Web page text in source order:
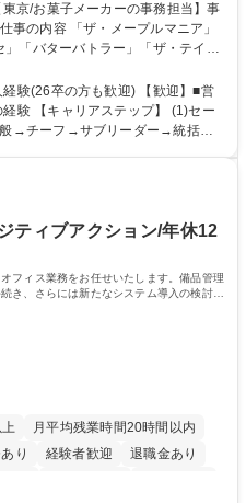
」「バターバトラー」「ザ・テイラ
開する当社にて、オリジナル菓子
業務内容】 ■店
応(社内/社外) ■商品のマスター登
の書類送付業務 ■契約書管理業務
験(26卒の方も歓迎) 【歓迎】■営
(1)セー
般→チーフ→サブリーダー→統括リ
向き合っていただき、会社として
ティブアクション/年休12
フィス業務をお任せいたします。備品管理
き、さらには新たなシステム導入の検討ま
月平均残業時間20時間以内
り 経験者歓迎
退職金あり